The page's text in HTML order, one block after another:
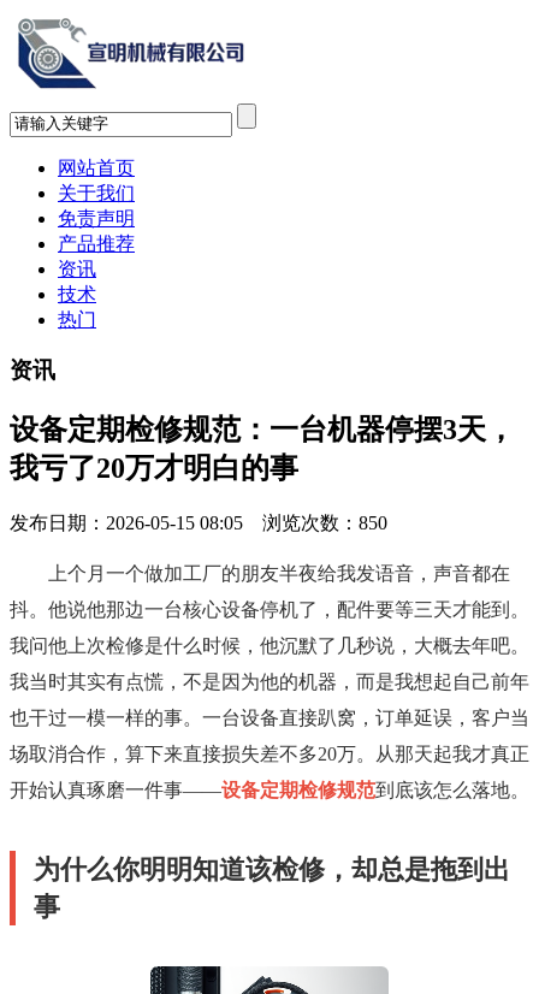
网站首页
关于我们
免责声明
产品推荐
资讯
技术
热门
资讯
设备定期检修规范：一台机器停摆3天，
我亏了20万才明白的事
发布日期：2026-05-15 08:05 浏览次数： 850
上个月一个做加工厂的朋友半夜给我发语音，声音都在
抖。他说他那边一台核心设备停机了，配件要等三天才能到。
我问他上次检修是什么时候，他沉默了几秒说，大概去年吧。
我当时其实有点慌，不是因为他的机器，而是我想起自己前年
也干过一模一样的事。一台设备直接趴窝，订单延误，客户当
场取消合作，算下来直接损失差不多20万。从那天起我才真正
开始认真琢磨一件事——设备定期检修规范到底该怎么落地。
为什么你明明知道该检修，却总是拖到出
事